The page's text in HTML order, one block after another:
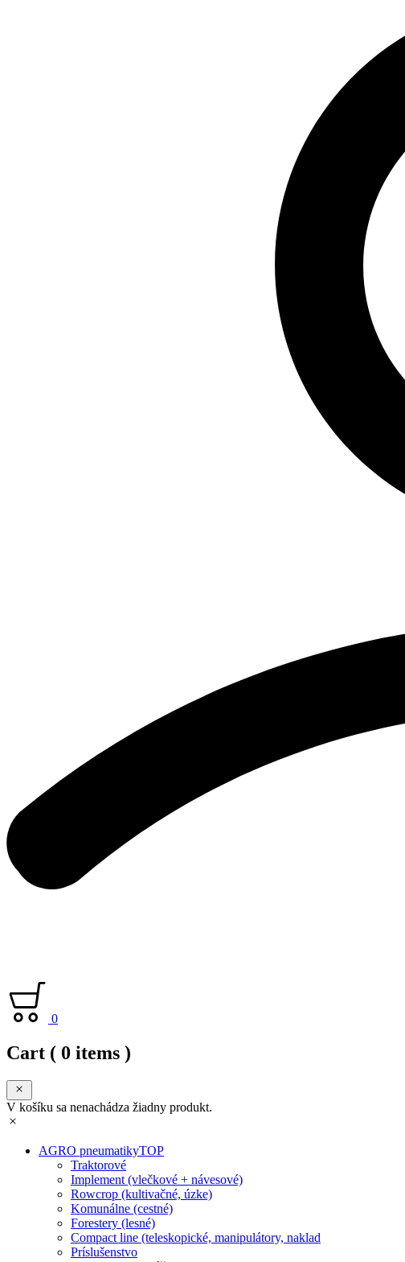
0
Cart ( 0 items )
V košíku sa nenachádza žiadny produkt.
AGRO pneumatikyTOP
Traktorové
Implement (vlečkové + návesové)
Rowcrop (kultivačné, úzke)
Komunálne (cestné)
Forestery (lesné)
Compact line (teleskopické, manipulátory, naklad
Príslušenstvo